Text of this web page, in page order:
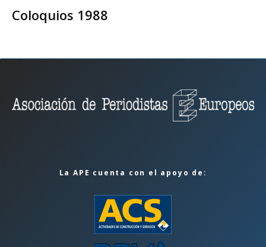
Coloquios 1988
La APE cuenta con el apoyo de: